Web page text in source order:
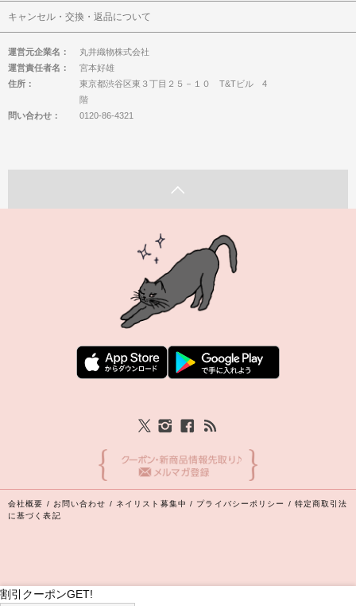
割引クーポンGET!
キャンセル・交換・返品について
運営元企業名：
丸井織物株式会社
運営責任者名：
宮本好雄
住所：
東京都渋谷区東３丁目２５－１０ T&Tビル 4
階
問い合わせ：
0120-86-4321
会社概要 / お問い合わせ / ネイリスト募集中 / プライバシーポリシー / 特定商取引法
に基づく表記